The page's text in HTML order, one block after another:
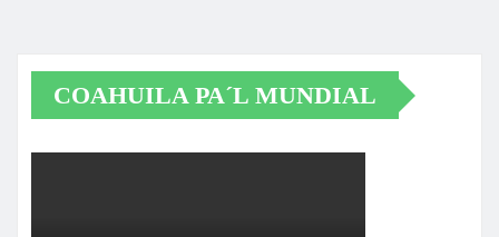
COAHUILA PA´L MUNDIAL